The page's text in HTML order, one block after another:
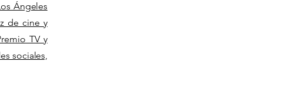
Ángeles
de cine y
TV y
sociales,